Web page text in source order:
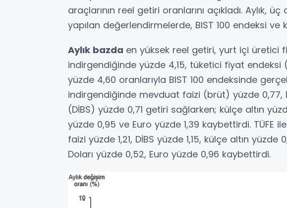
araçlarının reel getiri oranlarını açıkladı. Aylık, üç
yapılan değerlendirmelerde, BIST 100 endeksi ve
Aylık bazda en yüksek reel getiri, yurt içi üretici
indirgendiğinde yüzde 4,15, tüketici fiyat endeksi
yüzde 4,60 oranlarıyla BIST 100 endeksinde
indirgendiğinde mevduat faizi (brüt) yüzde 0,77,
(DİBS) yüzde 0,71 getiri sağlarken; külçe altın
yüzde 0,95 ve Euro yüzde 1,39 kaybettirdi. TÜFE
faizi yüzde 1,21, DİBS yüzde 1,15, külçe altın
Doları yüzde 0,52, Euro yüzde 0,96 kaybettirdi.